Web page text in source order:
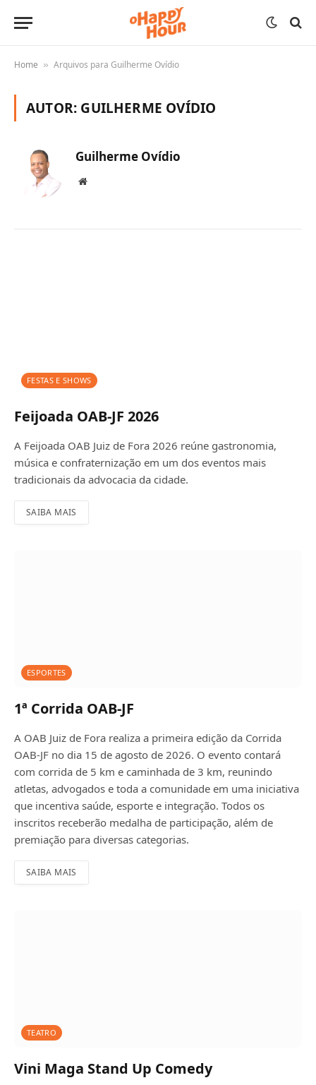
Home » Arquivos para Guilherme Ovídio
AUTOR: GUILHERME OVÍDIO
Guilherme Ovídio
Website
FESTAS E SHOWS
Feijoada OAB-JF 2026
A Feijoada OAB Juiz de Fora 2026 reúne gastronomia,
música e confraternização em um dos eventos mais
tradicionais da advocacia da cidade.
SAIBA MAIS
ESPORTES
1ª Corrida OAB-JF
A OAB Juiz de Fora realiza a primeira edição da Corrida
OAB-JF no dia 15 de agosto de 2026. O evento contará
com corrida de 5 km e caminhada de 3 km, reunindo
atletas, advogados e toda a comunidade em uma iniciativa
que incentiva saúde, esporte e integração. Todos os
inscritos receberão medalha de participação, além de
premiação para diversas categorias.
SAIBA MAIS
TEATRO
Vini Maga Stand Up Comedy